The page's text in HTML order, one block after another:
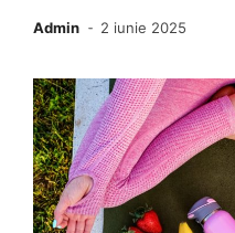
Admin 2 iunie 2025